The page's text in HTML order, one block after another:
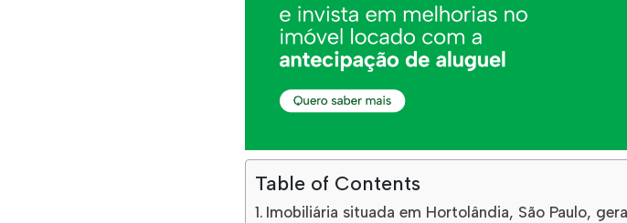
Table of Contents
Imobiliária situada em Hortolândia, São Paulo,